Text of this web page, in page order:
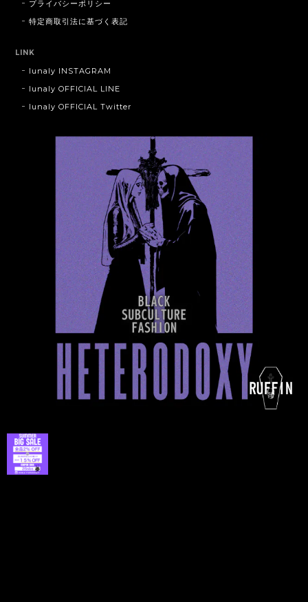
プライバシーポリシー
特定商取引法に基づく表記
LINK
lunaly INSTAGRAM
lunaly OFFICIAL LINE
lunaly OFFICIAL Twitter